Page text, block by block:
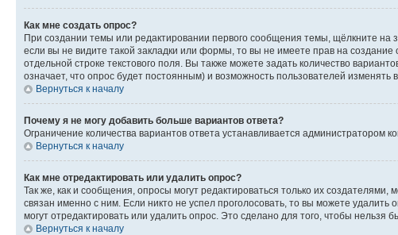
Как мне создать опрос?
При создании темы или редактировании первого сообщения темы, щёлкните на
если вы не видите такой закладки или формы, то вы не имеете прав на
отдельной строке текстового поля. Вы также можете задать количество
означает, что опрос будет постоянным) и возможность пользователей изменять
Вернуться к началу
Почему я не могу добавить больше вариантов ответа?
Ограничение количества вариантов ответа устанавливается
Вернуться к началу
Как мне отредактировать или удалить опрос?
Так же, как и сообщения, опросы могут редактироваться только их
связан именно с ним. Если никто не успел проголосовать, то вы можете
могут отредактировать или удалить опрос. Это сделано для того, чтобы нельзя
Вернуться к началу